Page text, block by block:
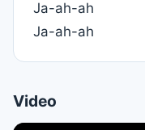
Ja-ah-ah
Ja-ah-ah
Video